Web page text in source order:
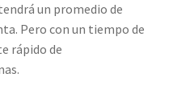
un promedio de
Pero con un tiempo de
rápido de